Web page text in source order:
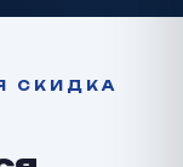
СКИДКА